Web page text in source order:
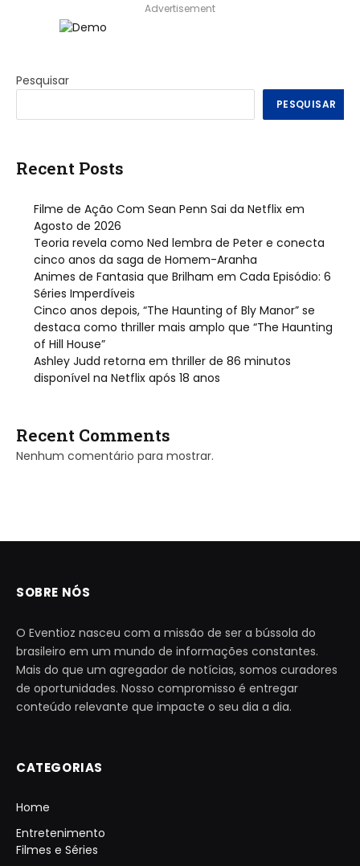
Advertisement
Pesquisar
PESQUISAR
Recent Posts
Filme de Ação Com Sean Penn Sai da Netflix em
Agosto de 2026
Teoria revela como Ned lembra de Peter e conecta
cinco anos da saga de Homem-Aranha
Animes de Fantasia que Brilham em Cada Episódio: 6
Séries Imperdíveis
Cinco anos depois, “The Haunting of Bly Manor” se
destaca como thriller mais amplo que “The Haunting
of Hill House”
Ashley Judd retorna em thriller de 86 minutos
disponível na Netflix após 18 anos
Recent Comments
Nenhum comentário para mostrar.
SOBRE NÓS
O Eventioz nasceu com a missão de ser a bússola do
brasileiro em um mundo de informações constantes.
Mais do que um agregador de notícias, somos curadores
de oportunidades. Nosso compromisso é entregar
conteúdo relevante que impacte o seu dia a dia.
CATEGORIAS
Home
Entretenimento
Filmes e Séries